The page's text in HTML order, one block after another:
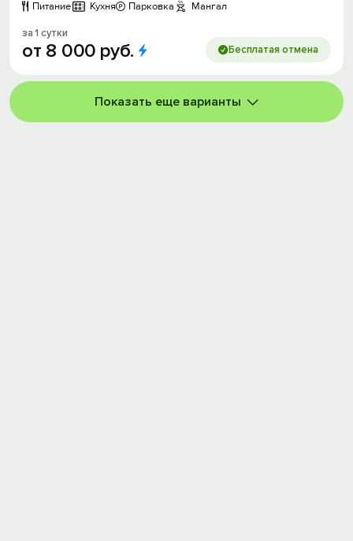
Питание
Кухня Парковка Мангал
за 1 сутки
от 8 000 руб. Бесплатая отмена
Показать еще варианты